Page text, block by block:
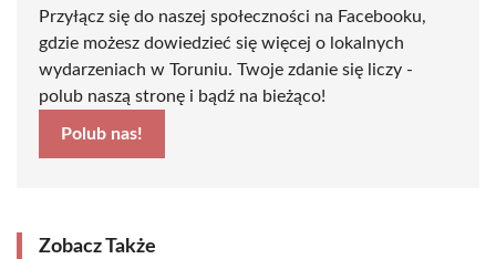
Przyłącz się do naszej społeczności na Facebooku,
gdzie możesz dowiedzieć się więcej o lokalnych
wydarzeniach w Toruniu. Twoje zdanie się liczy -
polub naszą stronę i bądź na bieżąco!
Polub nas!
Zobacz Także